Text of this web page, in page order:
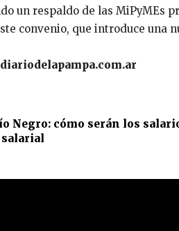
un respaldo de las MiPyMEs
convenio, que introduce una
Negro: cómo serán los
salarial